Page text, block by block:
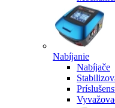
Nabíjanie
Nabíjače